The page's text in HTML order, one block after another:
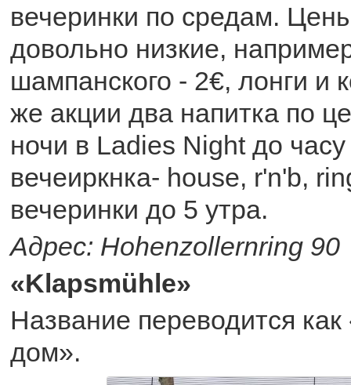
вечеринки по средам.
довольно низкие,
шампанского - 2€, лонги и
же акции два напитка по
ночи в Ladies Night до
вечеиркнка- house, r'n'b,
вечеринки до 5 утра.
Адрес: Hohenzollernring 90
«Klapsmühle»
Название переводится
дом».